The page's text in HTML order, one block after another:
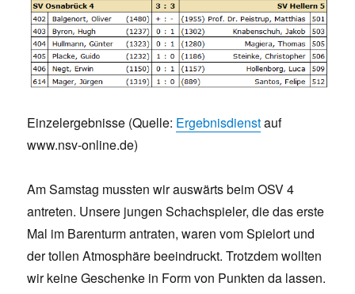
Einzelergebnisse (Quelle: Ergebnisdienstauf
www.nsv-online.de)
Am Samstag mussten wir auswärts beim OSV 4
antreten. Unsere jungen Schachspieler, die das erste
Mal im Barenturm antraten, waren vom Spielort und
der tollen Atmosphäre beeindruckt. Trotzdem wollten
wir keine Geschenke in Form von Punkten da lassen.